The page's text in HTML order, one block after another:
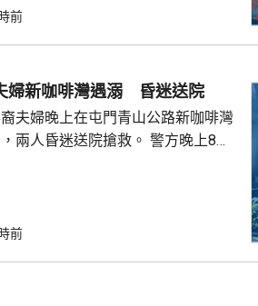
東涌東交匯處行駛，去到近北大嶼
傷，昏迷送往北大嶼山醫院，延至
時許證實死亡。
前
婦新咖啡灣遇溺 昏迷送院
夫婦晚上在屯門青山公路新咖啡灣
昏迷送院搶救。 警方晚上8時
前